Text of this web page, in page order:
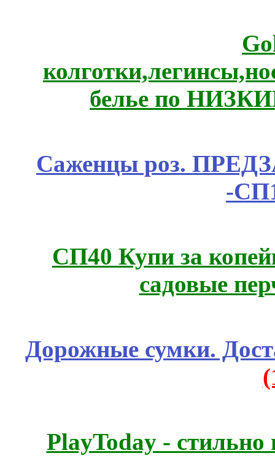
белье по
Саженцы роз.
-
СП40 Купи за
садовые
Дорожные сумки.
PlayToday -